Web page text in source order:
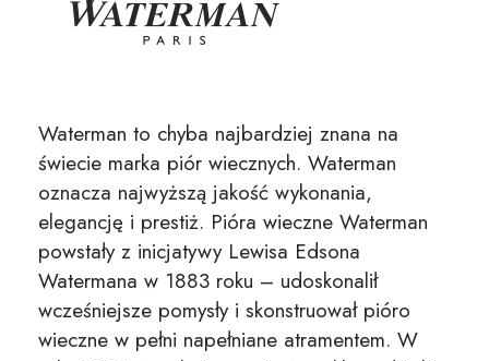
Waterman to chyba najbardziej znana na
świecie marka piór wiecznych. Waterman
oznacza najwyższą jakość wykonania,
elegancję i prestiż. Pióra wieczne Waterman
powstały z inicjatywy Lewisa Edsona
Watermana w 1883 roku – udoskonalił
wcześniejsze pomysły i skonstruował pióro
wieczne w pełni napełniane atramentem. W